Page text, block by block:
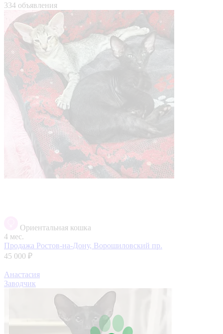
334 объявления
Ориентальная кошка
4 мес.
Продажа Ростов-на-Дону, Ворошиловский пр.
45 000 ₽
Анастасия
Заводчик